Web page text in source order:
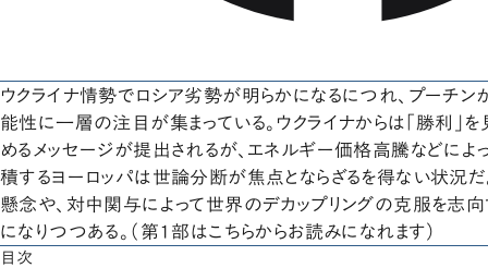
ウクライナ情勢でロシア劣勢が明らかになるにつれ、プーチ
能性に一層の注目が集まっている。ウクライナからは「勝利」
めるメッセージが提出されるが、エネルギー価格高騰などに
積するヨーロッパは世論分断が焦点とならざるを得ない状況
懸念や、対中関与によって世界のデカップリングの克服を志
になりつつある。（第１部はこちらからお読みになれます）
目次